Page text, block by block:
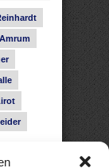
Vellguth